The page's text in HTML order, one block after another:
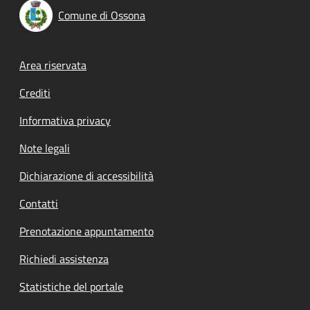
Comune di Ossona
Footer menu
Area riservata
Crediti
Informativa privacy
Note legali
Dichiarazione di accessibilità
Contatti
Prenotazione appuntamento
Richiedi assistenza
Statistiche del portale